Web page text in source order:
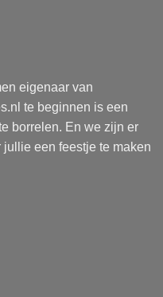
eigenaar van
te beginnen is een
borrelen. En we zijn er
een feestje te maken